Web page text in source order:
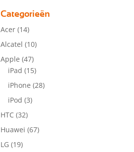
Categorieën
Acer (14)
Alcatel (10)
Apple (47)
iPad (15)
iPhone (28)
iPod (3)
HTC (32)
Huawei (67)
LG (19)